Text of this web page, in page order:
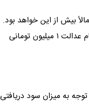
سال مالی ۱۴۰۱ مبلغ ۷۵ هزار میلیارد تومان بود و سود سهام عدالت ۱۴۰۲ احتمالاً بیش از این خواهد بود.
انتظار می‌رود که دارندگان سهام عدالت ۵۳۲ هزار تومانی بیش از ۲ میلیون تومان و دارندگان سهام عدالت ۱ میلیون تومانی
۱۴۰۲ مشخص نشده است اما با توجه به میزان سود دریافتی